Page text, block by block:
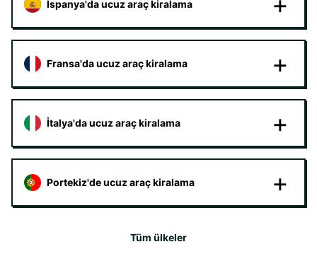
İspanya'da ucuz araç kiralama
Fransa'da ucuz araç kiralama
İtalya'da ucuz araç kiralama
Portekiz'de ucuz araç kiralama
Tüm ülkeler